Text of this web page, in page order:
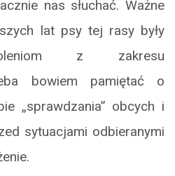
nas słuchać. Ważne
lat psy tej rasy były
z zakresu
bowiem pamiętać o
„sprawdzania” obcych i
sytuacjami odbieranymi